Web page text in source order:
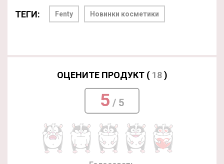
ТЕГИ: Fenty Новинки косметики
ОЦЕНИТЕ ПРОДУКТ ( 18)
5 / 5